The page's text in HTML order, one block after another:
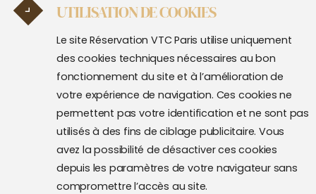
UTILISATION DE COOKIES
Le site Réservation VTC Paris utilise uniquement
des cookies techniques nécessaires au bon
fonctionnement du site et à l’amélioration de
votre expérience de navigation. Ces cookies ne
permettent pas votre identification et ne sont pas
utilisés à des fins de ciblage publicitaire. Vous
avez la possibilité de désactiver ces cookies
depuis les paramètres de votre navigateur sans
compromettre l’accès au site.